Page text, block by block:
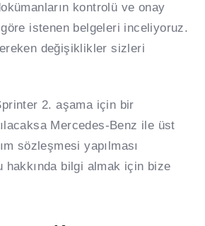
kontrolü ve onay
istenen belgeleri inceliyoruz.
değişiklikler sizleri
2. aşama için bir
Mercedes-Benz ile üst
sözleşmesi yapılması
hakkında bilgi almak için bize